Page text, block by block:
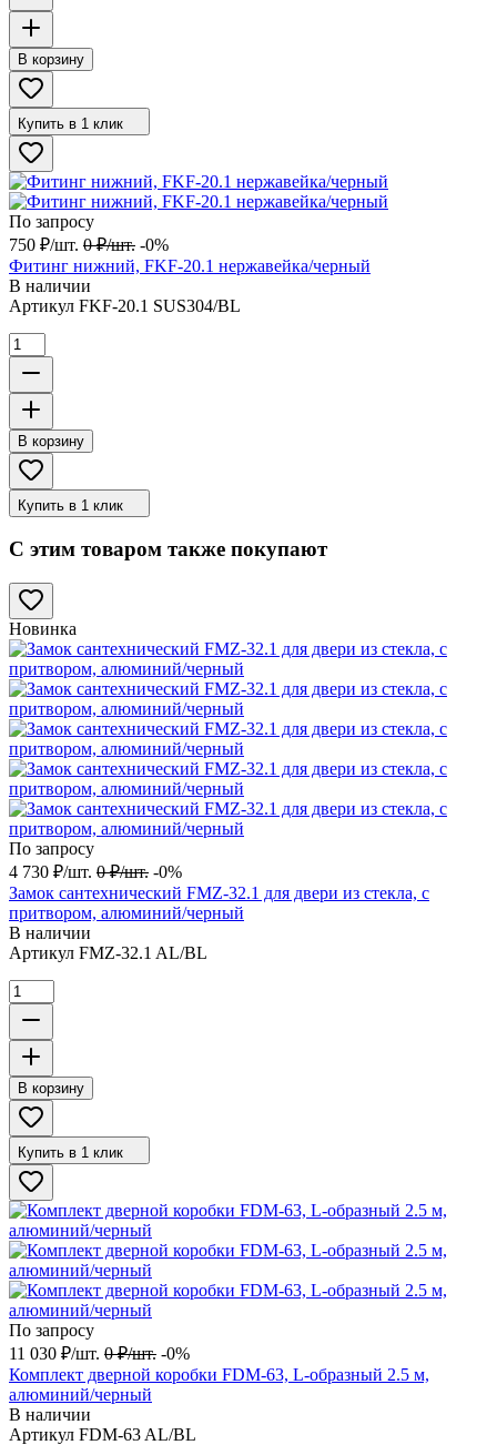
В корзину
Купить в 1 клик
По запросу
750 ₽/шт. 0 ₽/шт. -0%
Фитинг нижний, FKF-20.1 нержавейка/черный
В наличии
Артикул FKF-20.1 SUS304/BL
В корзину
Купить в 1 клик
С этим товаром также покупают
Новинка
По запросу
4 730 ₽/шт. 0 ₽/шт. -0%
Замок сантехнический FMZ-32.1 для двери из стекла, с
притвором, алюминий/черный
В наличии
Артикул FMZ-32.1 AL/BL
В корзину
Купить в 1 клик
По запросу
11 030 ₽/шт. 0 ₽/шт. -0%
Комплект дверной коробки FDM-63, L-образный 2.5 м,
алюминий/черный
В наличии
Артикул FDM-63 AL/BL